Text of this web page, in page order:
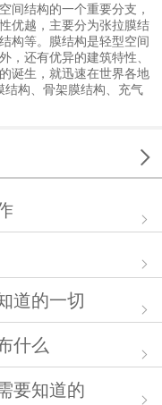
间结构的一个重要分支，
优越，主要分为张拉膜结
构等。膜结构是轻型空间
，还有优异的建筑特性、
诞生，就迅速在世界各地
结构、骨架膜结构、充气

道的一切
什么
要知道的